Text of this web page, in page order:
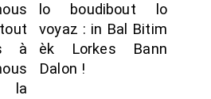
à
la
lo boudibout lo
voyaz : in Bal Bitim
èk Lorkes Bann
Dalon !